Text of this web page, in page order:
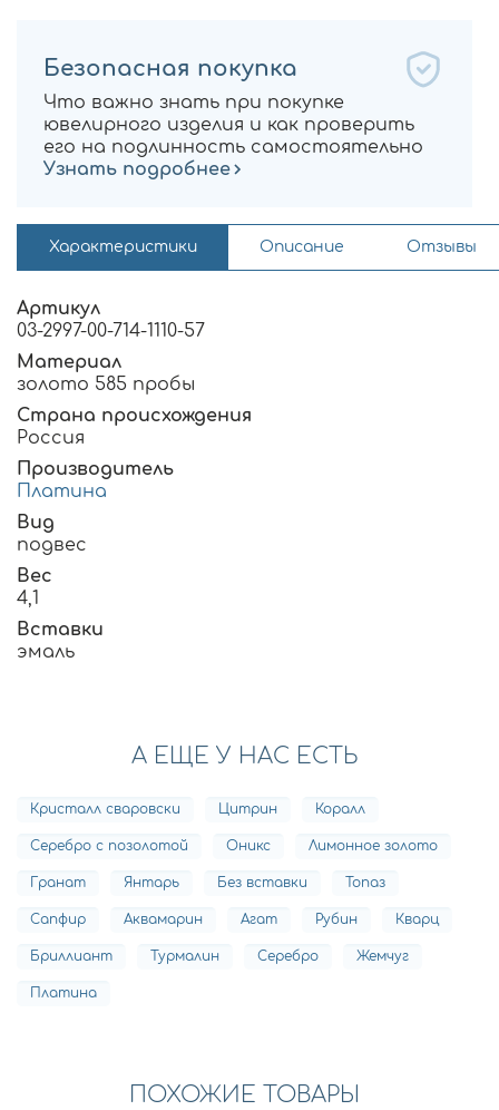
Безопасная покупка
Что важно знать при покупке
ювелирного изделия и как проверить
его на подлинность самостоятельно
Узнать подробнее
Характеристики Описание Отзывы
Артикул
03-2997-00-714-1110-57
Материал
золото 585 пробы
Страна происхождения
Россия
Производитель
Платина
Вид
подвес
Вес
4,1
Вставки
эмаль
А ЕЩЕ У НАС ЕСТЬ
Кристалл сваровски Цитрин Коралл
Серебро с позолотой Оникс Лимонное золото
Гранат Янтарь Без вставки Топаз
Сапфир Аквамарин Агат Рубин Кварц
Бриллиант Турмалин Серебро Жемчуг
Платина
ПОХОЖИЕ ТОВАРЫ